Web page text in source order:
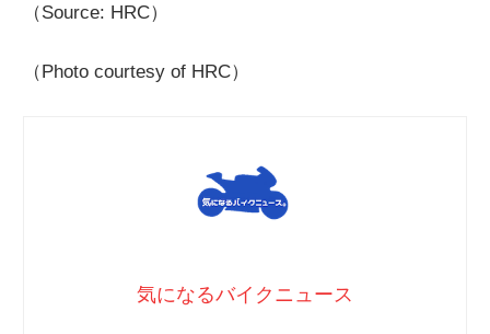
（Source: HRC）
（Photo courtesy of HRC）
気になるバイクニュース